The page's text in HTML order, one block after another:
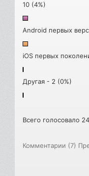
10 (4%)
Android первых
iOS первых
Другая - 2 (0%)
Всего голосовало
Комментарии (7)